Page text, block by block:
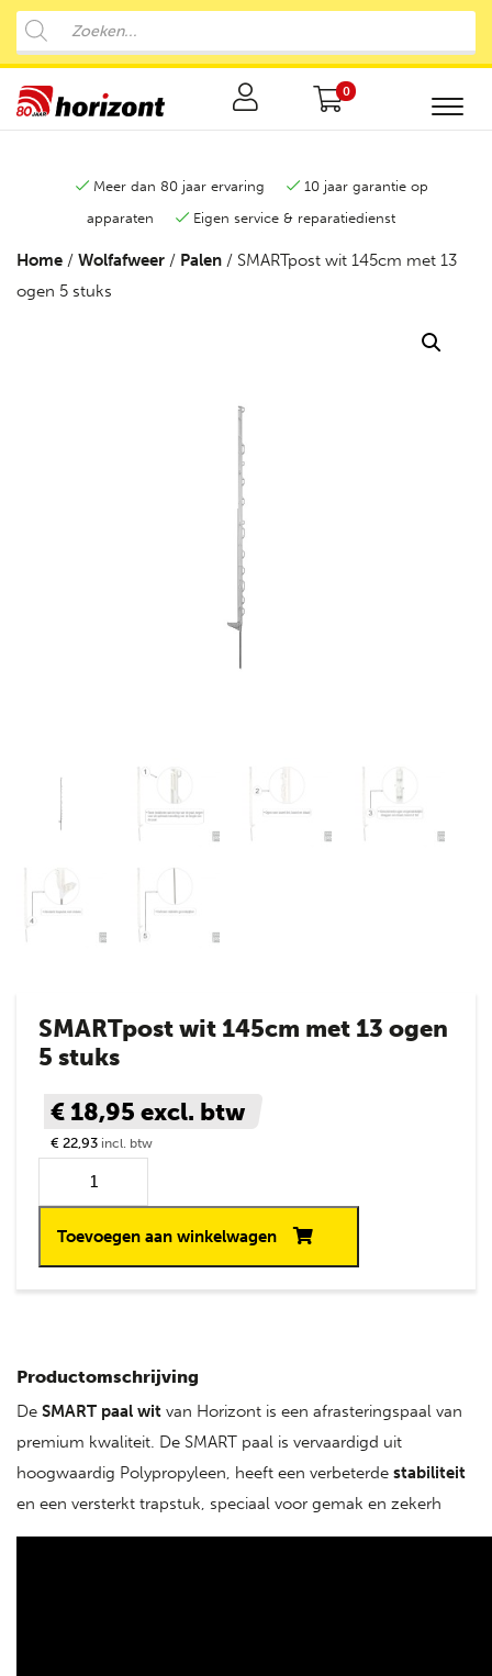
0
Meer dan 80 jaar ervaring
10 jaar garantie op
apparaten
Eigen service & reparatiedienst
Home / Wolfafweer / Palen / SMARTpost wit 145cm met 13
ogen 5 stuks
SMARTpost wit 145cm met 13 ogen
5 stuks
€ 18,95 excl. btw
€ 22,93 incl. btw
Toevoegen aan winkelwagen
Productomschrijving
De SMART paal wit van Horizont is een afrasteringspaal van
premium kwaliteit. De SMART paal is vervaardigd uit
hoogwaardig Polypropyleen, heeft een verbeterde stabiliteit
en een versterkt trapstuk, speciaal voor gemak en zekerh